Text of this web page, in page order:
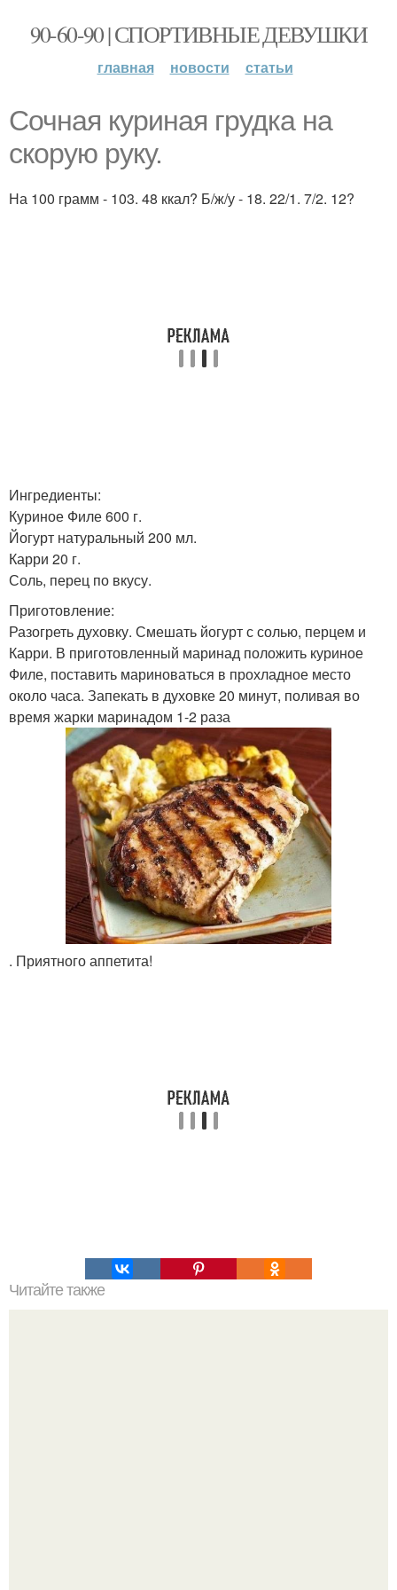
90-60-90 | СПОРТИВНЫЕ ДЕВУШКИ
главная новости статьи
Сочная куриная грудка на
скорую руку.
На 100 грамм - 103. 48 ккал? Б/ж/у - 18. 22/1. 7/2. 12?
Ингредиенты:
Куриное Филе 600 г.
Йогурт натуральный 200 мл.
Карри 20 г.
Соль, перец по вкусу.
Приготовление:
Разогреть духовку. Смешать йогурт с солью, перцем и
Карри. В приготовленный маринад положить куриное
Филе, поставить мариноваться в прохладное место
около часа. Запекать в духовке 20 минут, поливая во
время жарки маринадом 1-2 раза
. Приятного аппетита!
Читайте также